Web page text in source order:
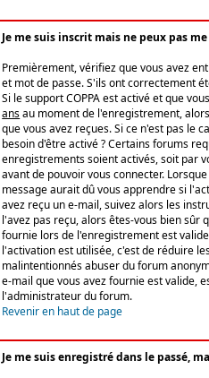
Je me suis inscrit mais ne peux pas
Premièrement, vérifiez que vous avez
et mot de passe. S'ils ont correctement
Si le support COPPA est activé et que
ansau moment de l'enregistrement,
que vous avez reçues. Si ce n'est pas le
besoin d'être activé ? Certains forums
enregistrements soient activés, soit par
avant de pouvoir vous connecter.
message aurait dû vous apprendre si
avez reçu un e-mail, suivez alors les
l'avez pas reçu, alors êtes-vous bien sûr
fournie lors de l'enregistrement est
l'activation est utilisée, c'est de réduire
malintentionnés abuser du forum
e-mail que vous avez fournie est valide,
l'administrateur du forum.
Revenir en haut de page
Je me suis enregistré dans le passé,